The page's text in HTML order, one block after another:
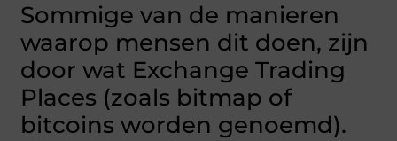
Sommige van de manieren
waarop mensen dit doen, zijn
door wat Exchange Trading
Places (zoals bitmap of
bitcoins worden genoemd).